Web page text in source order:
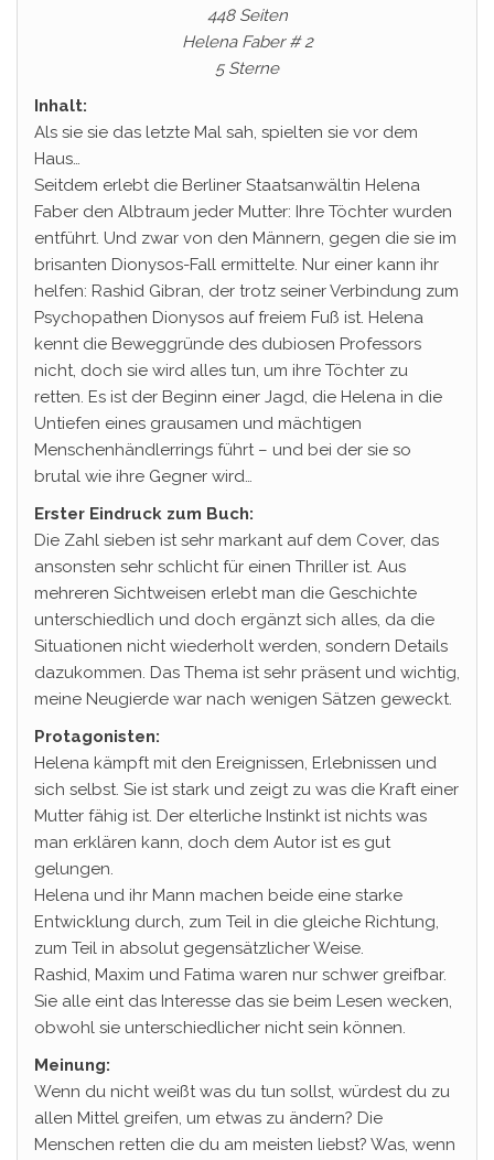
448 Seiten
Helena Faber # 2
5 Sterne
Inhalt:
Als sie sie das letzte Mal sah, spielten sie vor dem
Haus…
Seitdem erlebt die Berliner Staatsanwältin Helena
Faber den Albtraum jeder Mutter: Ihre Töchter wurden
entführt. Und zwar von den Männern, gegen die sie im
brisanten Dionysos-Fall ermittelte. Nur einer kann ihr
helfen: Rashid Gibran, der trotz seiner Verbindung zum
Psychopathen Dionysos auf freiem Fuß ist. Helena
kennt die Beweggründe des dubiosen Professors
nicht, doch sie wird alles tun, um ihre Töchter zu
retten. Es ist der Beginn einer Jagd, die Helena in die
Untiefen eines grausamen und mächtigen
Menschenhändlerrings führt – und bei der sie so
brutal wie ihre Gegner wird…
Erster Eindruck zum Buch:
Die Zahl sieben ist sehr markant auf dem Cover, das
ansonsten sehr schlicht für einen Thriller ist. Aus
mehreren Sichtweisen erlebt man die Geschichte
unterschiedlich und doch ergänzt sich alles, da die
Situationen nicht wiederholt werden, sondern Details
dazukommen. Das Thema ist sehr präsent und wichtig,
meine Neugierde war nach wenigen Sätzen geweckt.
Protagonisten:
Helena kämpft mit den Ereignissen, Erlebnissen und
sich selbst. Sie ist stark und zeigt zu was die Kraft einer
Mutter fähig ist. Der elterliche Instinkt ist nichts was
man erklären kann, doch dem Autor ist es gut
gelungen.
Helena und ihr Mann machen beide eine starke
Entwicklung durch, zum Teil in die gleiche Richtung,
zum Teil in absolut gegensätzlicher Weise.
Rashid, Maxim und Fatima waren nur schwer greifbar.
Sie alle eint das Interesse das sie beim Lesen wecken,
obwohl sie unterschiedlicher nicht sein können.
Meinung:
Wenn du nicht weißt was du tun sollst, würdest du zu
allen Mittel greifen, um etwas zu ändern? Die
Menschen retten die du am meisten liebst? Was, wenn